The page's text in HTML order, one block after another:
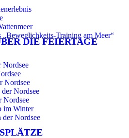
„Beweglichkeits-Training am Meer“
DIE FEIERTAGE
Nordsee
Nordsee
Nordsee
Nordsee
im Winter
der Nordsee